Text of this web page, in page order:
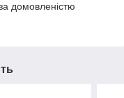
домовленістю